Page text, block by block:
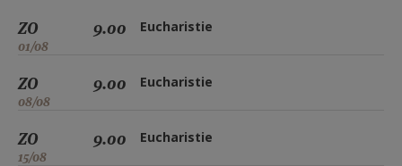
ZO
01/08
9.00 Eucharistie
ZO
08/08
9.00 Eucharistie
ZO
15/08
9.00 Eucharistie